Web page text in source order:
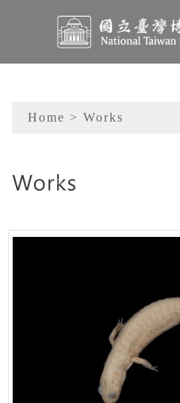
Sitemap
Home > Works